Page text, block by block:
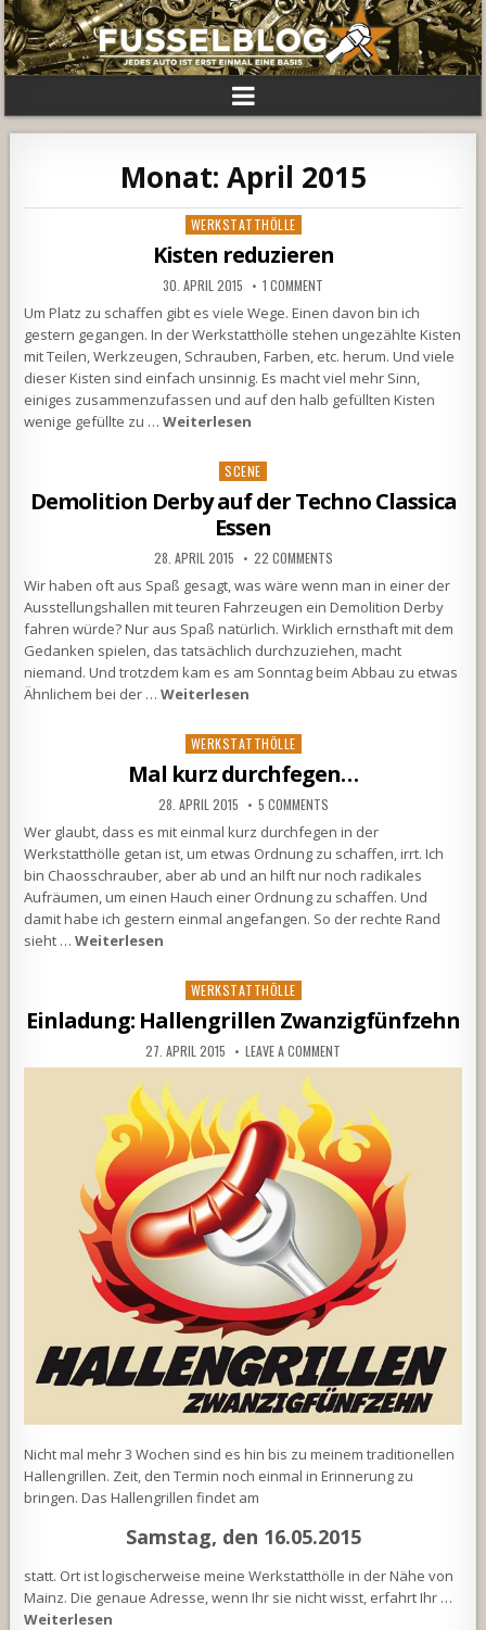
Monat: April 2015
Posted
in
WERKSTATTHÖLLE
Kisten reduzieren
30. APRIL 2015 1 COMMENT
Um Platz zu schaffen gibt es viele Wege. Einen davon bin ich
gestern gegangen. In der Werkstatthölle stehen ungezählte Kisten
mit Teilen, Werkzeugen, Schrauben, Farben, etc. herum. Und viele
dieser Kisten sind einfach unsinnig. Es macht viel mehr Sinn,
einiges zusammenzufassen und auf den halb gefüllten Kisten
wenige gefüllte zu …Weiterlesen
Posted
SCENE
Demolition Derby auf der Techno Classica
Essen
28. APRIL 2015 22 COMMENTS
Wir haben oft aus Spaß gesagt, was wäre wenn man in einer der
Ausstellungshallen mit teuren Fahrzeugen ein Demolition Derby
fahren würde? Nur aus Spaß natürlich. Wirklich ernsthaft mit dem
Gedanken spielen, das tatsächlich durchzuziehen, macht
niemand. Und trotzdem kam es am Sonntag beim Abbau zu etwas
Ähnlichem bei der …Weiterlesen
Posted
WERKSTATTHÖLLE
Mal kurz durchfegen…
28. APRIL 2015 5 COMMENTS
Wer glaubt, dass es mit einmal kurz durchfegen in der
Werkstatthölle getan ist, um etwas Ordnung zu schaffen, irrt. Ich
bin Chaosschrauber, aber ab und an hilft nur noch radikales
Aufräumen, um einen Hauch einer Ordnung zu schaffen. Und
damit habe ich gestern einmal angefangen. So der rechte Rand
sieht …Weiterlesen
Posted
WERKSTATTHÖLLE
Einladung: Hallengrillen Zwanzigfünfzehn
27. APRIL 2015 LEAVE A COMMENT
Nicht mal mehr 3 Wochen sind es hin bis zu meinem traditionellen
Hallengrillen. Zeit, den Termin noch einmal in Erinnerung zu
bringen. Das Hallengrillen findet am
Samstag, den 16.05.2015
statt. Ort ist logischerweise meine Werkstatthölle in der Nähe von
Mainz. Die genaue Adresse, wenn Ihr sie nicht wisst, erfahrt Ihr …
Weiterlesen